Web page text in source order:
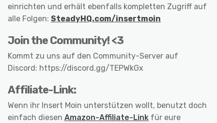
einrichten und erhält ebenfalls kompletten Zugriff auf
alle Folgen: SteadyHQ.com/insertmoin
Join the Community! <3
Kommt zu uns auf den Community-Server auf
Discord: https://discord.gg/TEPWkGx
Affiliate-Link:
Wenn ihr Insert Moin unterstützen wollt, benutzt doch
einfach diesen Amazon-Affiliate-Link für eure